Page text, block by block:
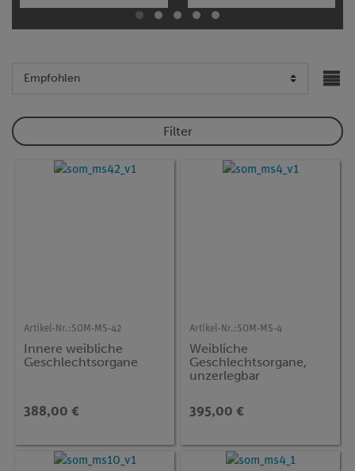
Filter
Artikel-Nr.:SOM-MS-42
Innere weibliche
Geschlechtsorgane
388,00 €
Artikel-Nr.:SOM-MS-4
Weibliche
Geschlechtsorgane,
unzerlegbar
395,00 €